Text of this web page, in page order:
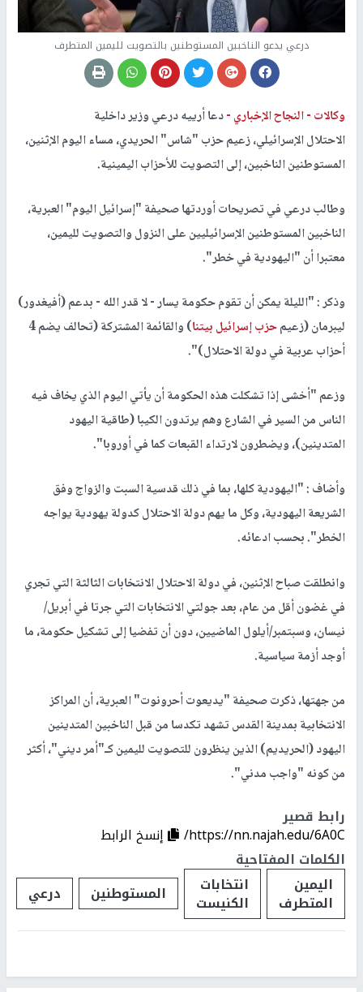
درعي يدعو الناخبين المستوطنين بالتصويت لليمين المتطرف
وكالات -النجاح الإخباري -دعا أرييه درعي وزير داخلية
الاحتلال الإسرائيلي، زعيم حزب "شاس" الحريدي، مساء اليوم الإثنين،
المستوطنين الناخبين، إلى التصويت للأحزاب اليمينية.
وطالب درعي في تصريحات أوردتها صحيفة "إسرائيل اليوم" العبرية،
الناخبين المستوطنين الإسرائيليين على النزول والتصويت لليمين،
معتبرا أن "اليهودية في خطر".
وذكر : "الليلة يمكن أن تقوم حكومة يسار - لا قدر الله - بدعم (أفيغدور)
ليبرمان (زعيمحزب إسرائيل بيتنا
) والقائمة المشتركة (تحالف يضم 4
أحزاب عربية في دولة الاحتلال)".
وزعم "أخشى إذا تشكلت هذه الحكومة أن يأتي اليوم الذي يخاف فيه
الناس من السير في الشارع وهم يرتدون الكيبا (طاقية اليهود
المتدينين)، ويضطرون لارتداء القبعات كما في أوروبا".
وأضاف : "اليهودية كلها، بما في ذلك قدسية السبت والزواج وفق
الشريعة اليهودية، وكل ما يهم دولة الاحتلال كدولة يهودية يواجه
الخطر". بحسب ادعائه.
وانطلقت صباح الإثنين، في دولة الاحتلال الانتخابات الثالثة التي تجري
في غضون أقل من عام، بعد جولتي الانتخابات التي جرتا في أبريل/
نيسان، وسبتمبر/أيلول الماضيين، دون أن تفضيا إلى تشكيل حكومة، ما
أوجد أزمة سياسية.
من جهتها، ذكرت صحيفة "يديعوت أحرونوت" العبرية، أن المراكز
الانتخابية بمدينة القدس تشهد تكدسا من قبل الناخبين المتدينين
اليهود (الحريديم) الذين ينظرون للتصويت لليمين كـ"أمر ديني"، أكثر
من كونه "واجب مدني".
رابط قصير
https://nn.najah.edu/6A0C/
إنسخ الرابط
الكلمات المفتاحية
اليمين
المتطرف
انتخابات
الكنيست المستوطنين درعي